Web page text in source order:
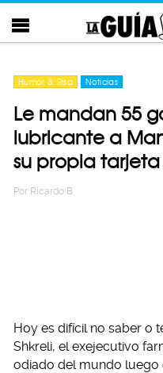
Humor & Risa Noticias
Le mandan 55
lubricante a
su propia
Por Ricardo B
Hoy es difícil no saber o
Shkreli, el exejecutivo
odiado del mundo luego